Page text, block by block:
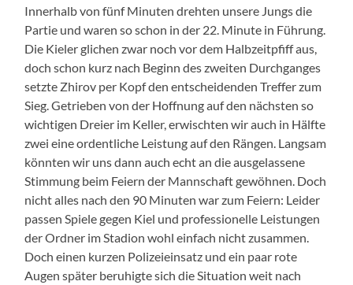
Innerhalb von fünf Minuten drehten unsere Jungs die
Partie und waren so schon in der 22. Minute in Führung.
Die Kieler glichen zwar noch vor dem Halbzeitpfiff aus,
doch schon kurz nach Beginn des zweiten Durchganges
setzte Zhirov per Kopf den entscheidenden Treffer zum
Sieg. Getrieben von der Hoffnung auf den nächsten so
wichtigen Dreier im Keller, erwischten wir auch in Hälfte
zwei eine ordentliche Leistung auf den Rängen. Langsam
könnten wir uns dann auch echt an die ausgelassene
Stimmung beim Feiern der Mannschaft gewöhnen. Doch
nicht alles nach den 90 Minuten war zum Feiern: Leider
passen Spiele gegen Kiel und professionelle Leistungen
der Ordner im Stadion wohl einfach nicht zusammen.
Doch einen kurzen Polizeieinsatz und ein paar rote
Augen später beruhigte sich die Situation weit nach